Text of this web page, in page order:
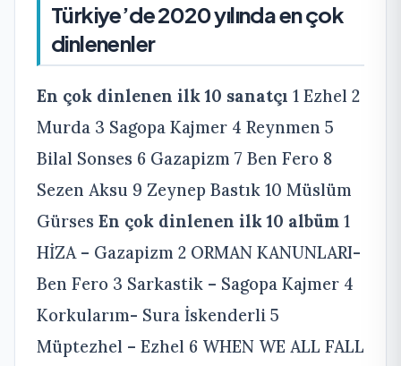
Türkiye’de 2020 yılında en çok
dinlenenler
En çok dinlenen ilk 10 sanatçı 1 Ezhel 2
Murda 3 Sagopa Kajmer 4 Reynmen 5
Bilal Sonses 6 Gazapizm 7 Ben Fero 8
Sezen Aksu 9 Zeynep Bastık 10 Müslüm
Gürses En çok dinlenen ilk 10 albüm 1
HİZA – Gazapizm 2 ORMAN KANUNLARI-
Ben Fero 3 Sarkastik – Sagopa Kajmer 4
Korkularım- Sura İskenderli 5
Müptezhel – Ezhel 6 WHEN WE ALL FALL